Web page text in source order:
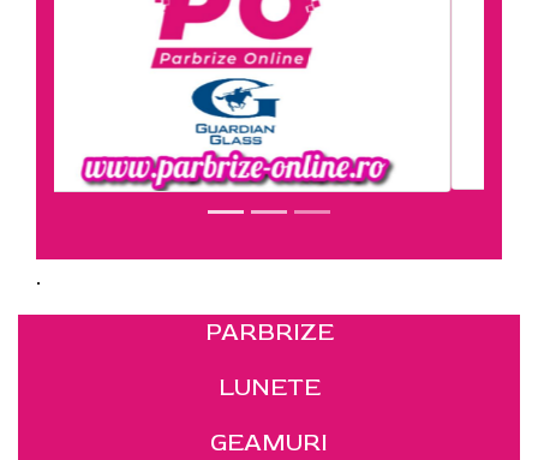
PARBRIZE
LUNETE
GEAMURI